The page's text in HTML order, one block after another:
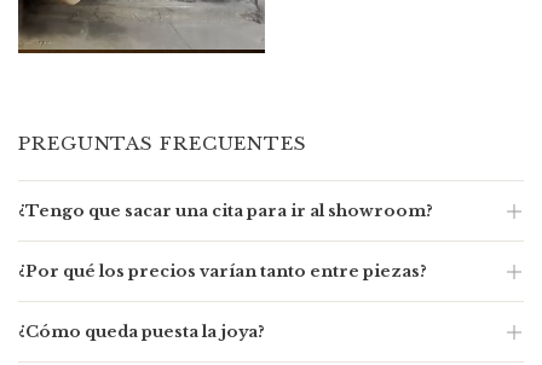
PREGUNTAS FRECUENTES
¿Tengo que sacar una cita para ir al showroom?
mañana. Si no, te esperamos cuando te venga bien de
Lunes a Sábados de 14 a 19 hs. Contacto:+54 11 6844-9480.
¿Por qué los precios varían tanto entre piezas?
(alpaca, plata 925 o bronce enchapado en oro 18K), la
¿Cómo queda puesta la joya?